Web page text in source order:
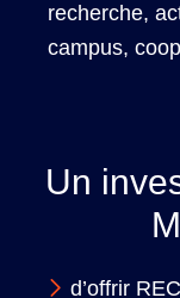
recherche,
campus,
Un
d’offrir